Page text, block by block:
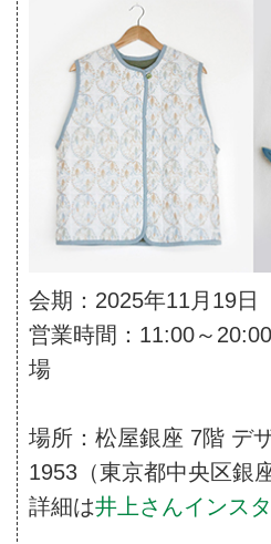
点につ
人の心
やさし
品から
す。
会期：2025年11月19日
営業時間：11:00～
場
場所：松屋銀座 7階 デ
1953（東京都中央区銀
詳細は井上さんインス